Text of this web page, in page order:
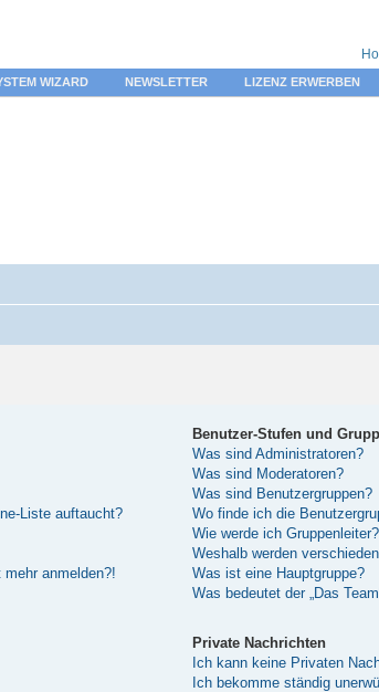
WIZARD NEWSLETTER LIZENZ ERWERBEN
Liste auftaucht?
anmelden?!
Benutzer-Stufen und
Was sind Administratoren?
Was sind Moderatoren?
Was sind Benutzergruppen?
Wo finde ich die
Wie werde ich Gruppenleiter?
Weshalb werden
Was ist eine Hauptgruppe?
Was bedeutet der „Das
Private Nachrichten
Ich kann keine Privaten
Ich bekomme ständig